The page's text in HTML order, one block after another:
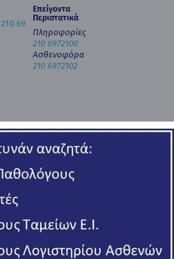
210 69
Επείγοντα
Περιστατικά
Πληροφορίες
210 6972100
Ασθενοφόρα
210 6972102